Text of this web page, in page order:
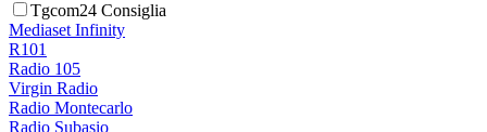
Tgcom24 Consiglia
Mediaset Infinity
R101
Radio 105
Virgin Radio
Radio Montecarlo
Radio Subasio